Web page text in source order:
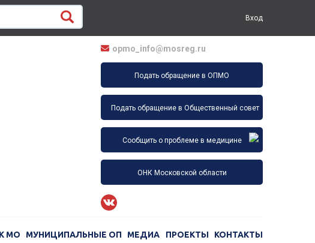
Вход
opmo_info@mosreg.ru
Подать обращение в ОПМО
Подать обращение в Общественный совет
Сообщить о проблеме в медицине
ОНК Московской области
МО МУНИЦИПАЛЬНЫЕ ОП МЕДИА ПРОЕКТЫ КОНТАКТЫ